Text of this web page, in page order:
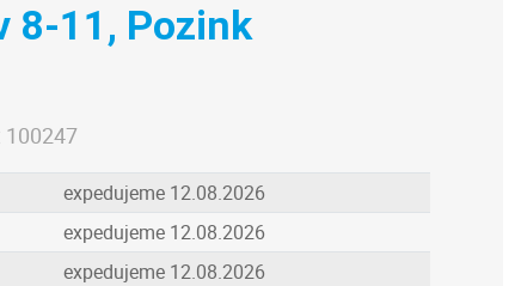
8-11, Pozink
100247
expedujeme 12.08.2026
expedujeme 12.08.2026
expedujeme 12.08.2026